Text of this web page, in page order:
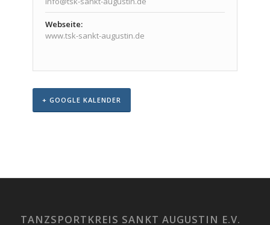
Webseite:
www.tsk-sankt-augustin.de
+ GOOGLE KALENDER
TANZSPORTKREIS SANKT AUGUSTIN E.V.